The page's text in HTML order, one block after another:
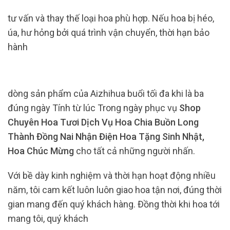
tư vấn và thay thế loại hoa phù hợp. Nếu hoa bị héo,
úa, hư hỏng bởi quá trình vận chuyển, thời hạn bảo
hành
dòng sản phẩm của Aizhihua buổi tối đa khi là ba
đúng ngày Tính từ lúc Trong ngày phục vụ Shop
Chuyên Hoa Tươi Dịch Vụ Hoa Chia Buồn Long
Thành Đồng Nai Nhận Điện Hoa Tặng Sinh Nhật,
Hoa Chúc Mừng cho tất cả những người nhấn.
Với bề dày kinh nghiệm và thời hạn hoạt động nhiều
năm, tôi cam kết luôn luôn giao hoa tận nơi, đúng thời
gian mang đến quý khách hàng. Đồng thời khi hoa tới
mang tôi, quý khách